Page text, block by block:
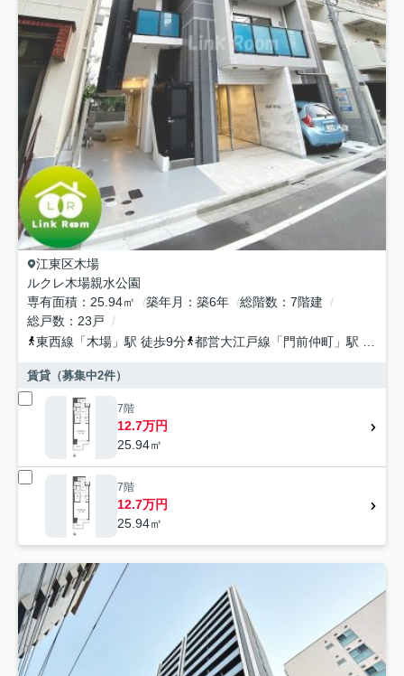
江東区木場
ルクレ木場親水公園
専有面積
25.94㎡ 築年月 築6年 総階数
7階建
総戸数
23戸
東西線 「木場 」駅 徒歩9分 都営大江戸線 「門前仲町 」駅 徒歩12分
賃貸（募集中2件）
7階
12.7万円
25.94㎡
7階
12.7万円
25.94㎡